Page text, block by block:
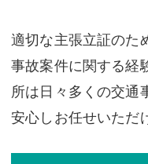
適切な主張立証のた
事故案件に関する経
所は日々多くの交通
安心しお任せいただ